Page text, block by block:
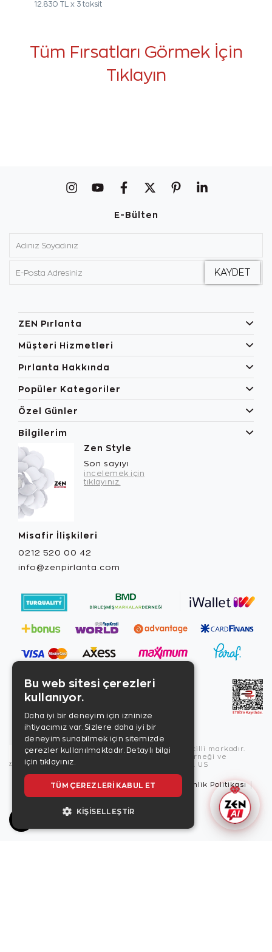
12.830 TL x 3 taksit
Tüm Fırsatları Görmek İçin
Tıklayın
E-Bülten
ZEN Pırlanta
Müşteri Hizmetleri
Pırlanta Hakkında
Popüler Kategoriler
Özel Günler
Bilgilerim
Zen Style
Son sayıyı
incelemek için
tıklayınız.
Misafir İlişkileri
0212 520 00 42
info@zenpirlanta.com
Copyright © 2026, Zen Diamond tescilli markadır.
Zen Diamond Birleşmiş Markalar Derneği ve
Turquality Destek Programı üyesidir. US
Kullanım Şartları Gizlilik İlkeleri
Güvenlik Politikası
Bu web sitesi çerezleri
kullanıyor.
Daha iyi bir deneyim için izninize
ihtiyacımız var. Sizlere daha iyi bir
deneyim sunabilmek için sitemizde
çerezler kullanılmaktadır. Detaylı bilgi
için tıklayınız.
TÜM ÇEREZLERI KABUL ET
KIŞISELLEŞTIR